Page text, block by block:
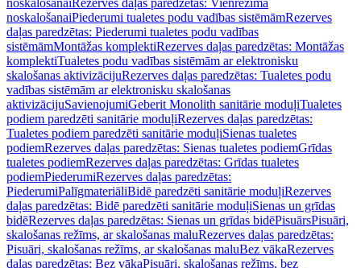
noskalošanaiRezerves daļas paredzētas: Vienrežīma
noskalošanaiPiederumi tualetes podu vadības sistēmāmRezerves
daļas paredzētas: Piederumi tualetes podu vadības
sistēmāmMontāžas komplektiRezerves daļas paredzētas: Montāžas
komplektiTualetes podu vadības sistēmām ar elektronisku
skalošanas aktivizācijuRezerves daļas paredzētas: Tualetes podu
vadības sistēmām ar elektronisku skalošanas
aktivizācijuSavienojumiGeberit Monolith sanitārie moduļiTualetes
podiem paredzēti sanitārie moduļiRezerves daļas paredzētas:
Tualetes podiem paredzēti sanitārie moduļiSienas tualetes
podiemRezerves daļas paredzētas: Sienas tualetes podiemGrīdas
tualetes podiemRezerves daļas paredzētas: Grīdas tualetes
podiemPiederumiRezerves daļas paredzētas:
PiederumiPalīgmateriāliBidē paredzēti sanitārie moduļiRezerves
daļas paredzētas: Bidē paredzēti sanitārie moduļiSienas un grīdas
bidēRezerves daļas paredzētas: Sienas un grīdas bidēPisuārsPisuāri,
skalošanas režīms, ar skalošanas maluRezerves daļas paredzētas:
Pisuāri, skalošanas režīms, ar skalošanas maluBez vākaRezerves
daļas paredzētas: Bez vākaPisuāri, skalošanas režīms, bez